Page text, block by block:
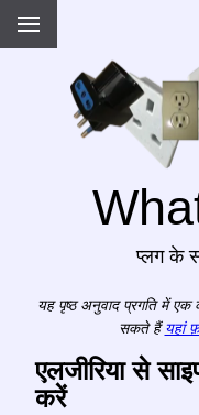
प्लग के
यह पृष्ठ अनुवाद प्रगति में एक
सकते हैं यहां
एलजीरिया से
करें